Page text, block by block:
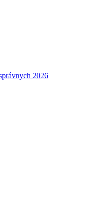
2026